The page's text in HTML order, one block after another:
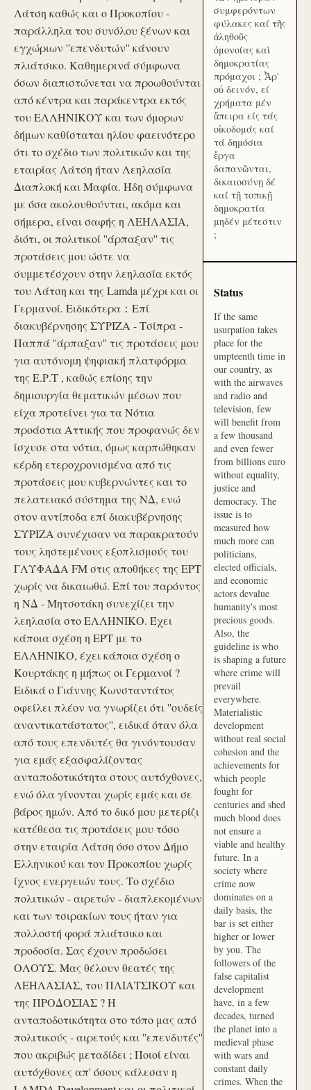
Λάτση καθώς και ο Προκοπίου -
παράλληλα του συνόλου ξένων και
εγχώριων ''επενδυτών'' κάνουν
πλιάτσικο. Καθημερινά σύμφωνα
όσων διαπιστώνεται να προωθούνται
από κέντρα και παράκεντρα εκτός
του ΕΛΛΗΝΙΚΟΥ και των όμορων
δήμων καθίσταται ηλίου φαεινότερο
ότι το σχέδιο των πολιτικών και της
εταιρίας Λάτση ήταν Λεηλασία
Διαπλοκή και Μαφία. Ήδη σύμφωνα
με όσα ακολουθούνται, ακόμα και
σήμερα, είναι σαφής η ΛΕΗΛΑΣΙΑ,
διότι, οι πολιτικοί ''άρπαξαν'' τις
προτάσεις μου ώστε να
συμμετέσχουν στην λεηλασία εκτός
του Λάτση και της Lamda μέχρι και οι
Γερμανοί. Ειδικότερα：Επί
διακυβέρνησης ΣΥΡΙΖΑ - Τσίπρα -
Παππά ''άρπαξαν'' τις προτάσεις μου
για αυτόνομη ψηφιακή πλατφόρμα
της Ε.Ρ.Τ , καθώς επίσης την
δημιουργία θεματικών μέσων που
είχα προτείνει για τα Νότια
προάστια Αττικής που προφανώς δεν
ίσχυσε στα νότια, όμως καρπώθηκαν
κέρδη ετεροχρονισμένα από τις
προτάσεις μου κυβερνώντες και το
πελατειακό σύστημα της ΝΔ, ενώ
στον αντίποδα επί διακυβέρνησης
ΣΥΡΙΖΑ συνέχισαν να παρακρατούν
τους ληστεμένους εξοπλισμούς του
ΓΛΥΦΑΔΑ FM στις αποθήκες της ΕΡΤ
χωρίς να δικαιωθώ. Επί του παρόντος
η ΝΔ - Μητσοτάκη συνεχίζει την
λεηλασία στο ΕΛΛΗΝΙΚΟ. Έχει
κάποια σχέση η ΕΡΤ με το
ΕΛΛΗΝΙΚΟ, έχει κάποια σχέση ο
Κουρτάκης η μήπως οι Γερμανοί ?
Ειδικά ο Γιάννης Κωνσταντάτος
οφείλει πλέον να γνωρίζει ότι ''ουδείς
αναντικατάστατος'', ειδικά όταν όλα
από τους επενδυτές θα γινόντουσαν
για εμάς εξασφαλίζοντας
ανταποδοτικότητα στους αυτόχθονες,
ενώ όλα γίνονται χωρίς εμάς και σε
βάρος ημών. Από το δικό μου μετερίζι
κατέθεσα τις προτάσεις μου τόσο
στην εταιρία Λάτση όσο στον Δήμο
Ελληνικού και τον Προκοπίου χωρίς
ίχνος ενεργειών τους. Το σχέδιο
πολιτικών - αιρετών - διαπλεκομένων
και των τσιρακίων τους ήταν για
πολλοστή φορά πλιάτσικο και
προδοσία. Σας έχουν προδώσει
ΟΛΟΥΣ. Μας θέλουν θεατές της
ΛΕΗΛΑΣΙΑΣ, του ΠΛΙΑΤΣΙΚΟΥ και
της ΠΡΟΔΟΣΙΑΣ ? Η
ανταποδοτικότητα στο τόπο μας από
πολιτικούς - αιρετούς και ''επενδυτές''
που ακριβώς μεταδίδει ; Ποιοί είναι
αυτόχθονες απ' όσους κάλεσαν η
συμφερόντων
φύλακες καί τῆς
ἀληθοῦς
ὁμονοίας καὶ
δημοκρατίας
πρόμαχοι ; Ἆρ'
οὐ δεινόν, εί
χρήματα μέν
ἄπειρα είς τάς
οἰκοδομάς καί
τά δημόσια
ἔργα
δαπανῶνται,
δικαιοσύνῃ δέ
καί τῇ τοπικῇ
δημοκρατία
μηδέν μέτεστιν
;
Status
If the same
usurpation takes
place for the
umpteenth time in
our country, as
with the airwaves
and radio and
television, few
will benefit from
a few thousand
and even fewer
from billions euro
without equality,
justice and
democracy. The
issue is to
measured how
much more can
politicians,
elected officials,
and economic
actors devalue
humanity's most
precious goods.
Also, the
guideline is who
is shaping a future
where crime will
prevail
everywhere.
Materialistic
development
without real social
cohesion and the
achievements for
which people
fought for
centuries and shed
much blood does
not ensure a
viable and healthy
future. In a
society where
crime now
dominates on a
daily basis, the
bar is set either
higher or lower
by you. The
followers of the
false capitalist
development
have, in a few
decades, turned
the planet into a
medieval phase
with wars and
constant daily
crimes. When the